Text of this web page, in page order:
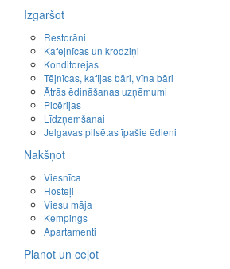
Izgaršot
Restorāni
Kafejnīcas un krodziņi
Konditorejas
Tējnīcas, kafijas bāri, vīna bāri
Ātrās ēdināšanas uzņēmumi
Picērijas
Līdzņemšanai
Jelgavas pilsētas īpašie ēdieni
Nakšņot
Viesnīca
Hosteļi
Viesu māja
Kempings
Apartamenti
Plānot un ceļot